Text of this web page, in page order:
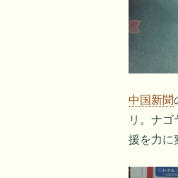
中国新聞
リ。ナ
援を力に